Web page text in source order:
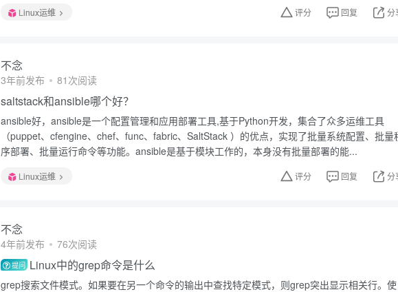
Linux运维 评分 回复 分
不念
3年前发布 81次阅读
saltstack和ansible哪个好？
ansible好，ansible是一个配置管理和应用部署工具,基于Python开发，集合了众多运维工具
（puppet、cfengine、chef、func、fabric、SaltStack ）的优点，实现了批量系统配置、批量
序部署、批量运行命令等功能。ansible是基于模块工作的，本身没有批量部署的能...
Linux运维 评分 回复 分
不念
4年前发布 76次阅读
提问 Linux中的grep命令是什么
grep搜索文件模式。如果要在另一个命令的输出中查找特定模式，则grep突出显示相关行。使